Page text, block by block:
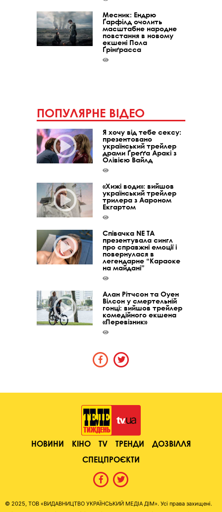
Месник: Ендрю
Ґарфілд очолить
масштабне народне
повстання в новому
екшені Пола
Ґрінґрасса
ПОПУЛЯРНЕ ВІДЕО
Я хочу від тебе сексу:
презентовано
український трейлер
драми Ґреґґа Аракі з
Олівією Вайлд
«Хижі води»: вийшов
український трейлер
трилера з Аароном
Екгартом
Співачка NE TA
презентувала сингл
про справжні емоції і
повернулася в
легендарне “Караоке
на майдані”
Алан Рітчсон та Оуен
Вілсон у смертельній
гонці: вийшов трейлер
комедійного екшена
«Перевізник»
НОВИНИ КІНО TV ТРЕНДИ
ДОЗВІЛЛЯ
СПЕЦПРОЄКТИ
© 2025, ТОВ «ВИДАВНИЦТВО УКРАЇНСЬКИЙ МЕДІА ДІМ». Усі права захищені.